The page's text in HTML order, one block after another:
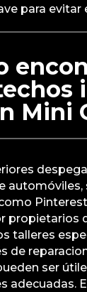
para
Mini
propietarios
talleres
de
ser
adecuadas.